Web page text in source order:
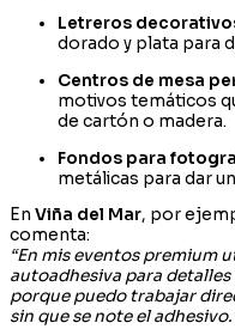
Letreros
dorado y plata para
Centros de mesa
motivos temáticos
de cartón o madera.
Fondos para
metálicas para dar
En Viña del Mar, por
comenta:
“En mis eventos premium
autoadhesiva para
porque puedo trabajar
sin que se note el